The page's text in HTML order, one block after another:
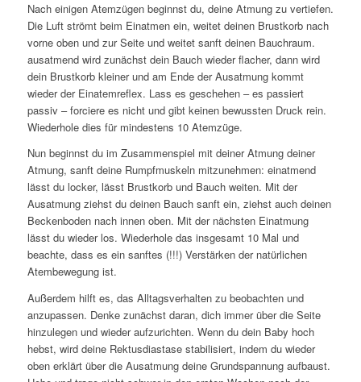
Nach einigen Atemzügen beginnst du, deine Atmung zu vertiefen.
Die Luft strömt beim Einatmen ein, weitet deinen Brustkorb nach
vorne oben und zur Seite und weitet sanft deinen Bauchraum.
ausatmend wird zunächst dein Bauch wieder flacher, dann wird
dein Brustkorb kleiner und am Ende der Ausatmung kommt
wieder der Einatemreflex. Lass es geschehen – es passiert
passiv – forciere es nicht und gibt keinen bewussten Druck rein.
Wiederhole dies für mindestens 10 Atemzüge.
Nun beginnst du im Zusammenspiel mit deiner Atmung deiner
Atmung, sanft deine Rumpfmuskeln mitzunehmen: einatmend
lässt du locker, lässt Brustkorb und Bauch weiten. Mit der
Ausatmung ziehst du deinen Bauch sanft ein, ziehst auch deinen
Beckenboden nach innen oben. Mit der nächsten Einatmung
lässt du wieder los. Wiederhole das insgesamt 10 Mal und
beachte, dass es ein sanftes (!!!) Verstärken der natürlichen
Atembewegung ist.
Außerdem hilft es, das Alltagsverhalten zu beobachten und
anzupassen. Denke zunächst daran, dich immer über die Seite
hinzulegen und wieder aufzurichten. Wenn du dein Baby hoch
hebst, wird deine Rektusdiastase stabilisiert, indem du wieder
oben erklärt über die Ausatmung deine Grundspannung aufbaust.